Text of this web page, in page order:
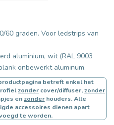
60 graden. Voor ledstrips van
aluminium, wit (RAL 9003
onbewerkt aluminum.
betreft enkel het
zonder cover/diffuser,zonder
enzonder houders. Alle
accessoires dienen apart
te worden.